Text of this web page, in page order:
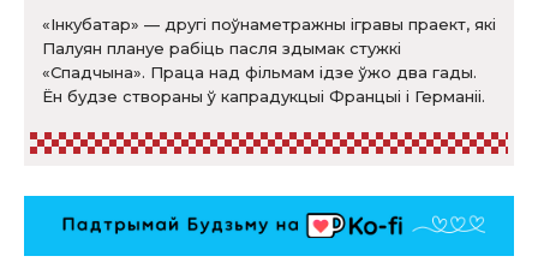
«Інкубатар» — другі поўнаметражны ігравы праект, які
Палуян плануе рабіць пасля здымак стужкі
«Спадчына». Праца над фільмам ідзе ўжо два гады.
Ён будзе створаны ў капрадукцыі Францыі і Германіі.